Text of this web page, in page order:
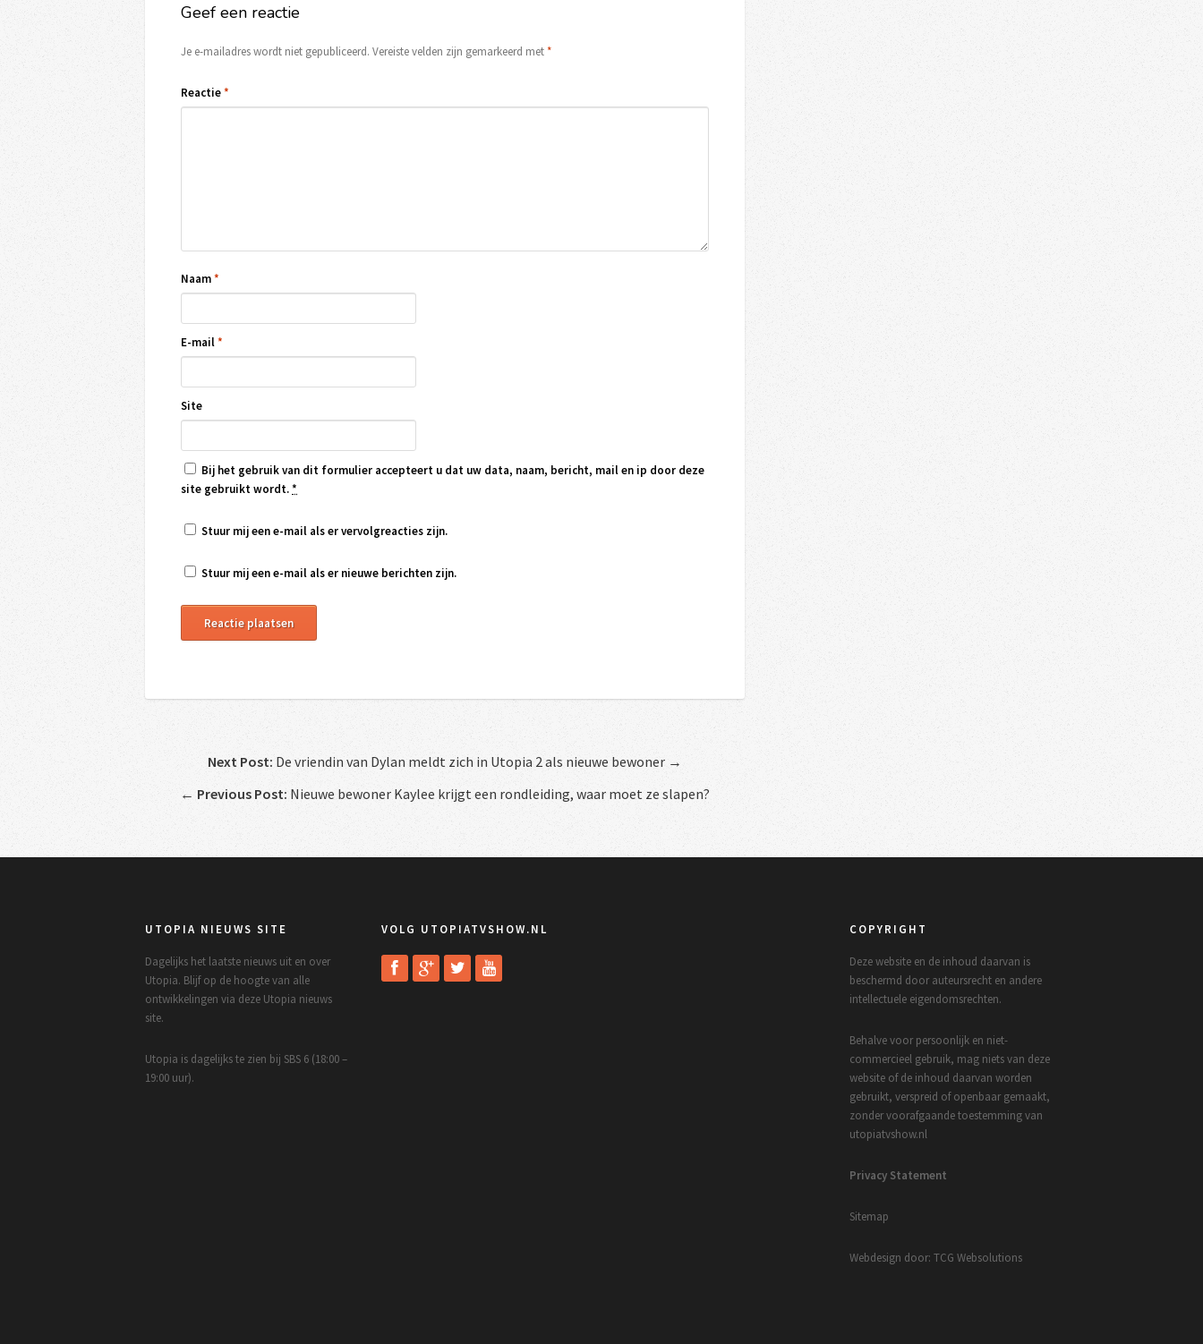
Geef een reactie
Je e-mailadres wordt niet gepubliceerd. Vereiste velden zijn gemarkeerd met*
Reactie*
Naam*
E-mail*
Site
Bij het gebruik van dit formulier accepteert u dat uw data, naam, bericht, mail en ip door deze
site gebruikt wordt.*
Stuur mij een e-mail als er vervolgreacties zijn.
Stuur mij een e-mail als er nieuwe berichten zijn.
Next Post: De vriendin van Dylan meldt zich in Utopia 2 als nieuwe bewoner →
← Previous Post: Nieuwe bewoner Kaylee krijgt een rondleiding, waar moet ze slapen?
UTOPIA NIEUWS SITE
Dagelijks het laatste nieuws uit en over
Utopia. Blijf op de hoogte van alle
ontwikkelingen via deze Utopia nieuws
site.
Utopia is dagelijks te zien bij SBS 6 (18:00 –
19:00 uur).
VOLG UTOPIATVSHOW.NL COPYRIGHT
Deze website en de inhoud daarvan is
beschermd door auteursrecht en andere
intellectuele eigendomsrechten.
Behalve voor persoonlijk en niet-
commercieel gebruik, mag niets van deze
website of de inhoud daarvan worden
gebruikt, verspreid of openbaar gemaakt,
zonder voorafgaande toestemming van
utopiatvshow.nl
Privacy Statement
Sitemap
Webdesign door: TCG Websolutions